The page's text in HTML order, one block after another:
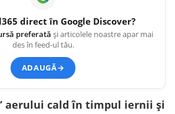
direct în Google Discover?
preferată și articolele noastre apar mai
des în feed-ul tău.
ADAUGĂ→
aerului cald în timpul iernii și